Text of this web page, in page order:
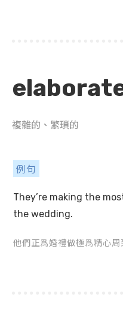
複雜的、繁瑣的
例句
They’re making the
the wedding.
他們正爲婚禮做極爲精心周